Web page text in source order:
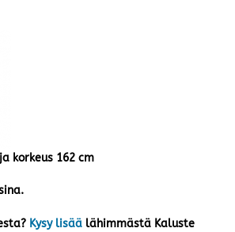
korkeus 162 cm
Kysy lisää lähimmästä Kaluste